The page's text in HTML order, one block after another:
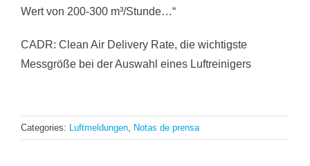
Wert von 200-300 m³/Stunde…“
CADR: Clean Air Delivery Rate, die wichtigste
Messgröße bei der Auswahl eines Luftreinigers
Categories: Luftmeldungen Notas de prensa